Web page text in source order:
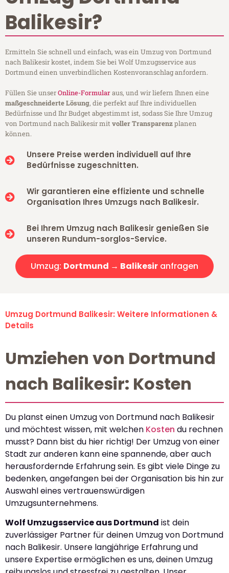
Balikesir?
Ermitteln Sie schnell und einfach, was ein Umzug von Dortmund
nach Balikesir kostet, indem Sie bei Wolf Umzugsservice aus
Dortmund einen unverbindlichen Kostenvoranschlag anfordern.
Füllen Sie unserOnline-Formularaus, und wir liefern Ihnen eine
maßgeschneiderte Lösung, die perfekt auf Ihre individuellen
Bedürfnisse und Ihr Budget abgestimmt ist, sodass Sie Ihre Umzug
von Dortmund nach Balikesir mitvoller Transparenzplanen
können.
Unsere Preise werden individuell auf Ihre
Bedürfnisse zugeschnitten.
Wir garantieren eine effiziente und schnelle
Organisation Ihres Umzugs nach Balikesir.
Bei Ihrem Umzug nach Balikesir genießen Sie
unseren Rundum-sorglos-Service.
Umzug: Dortmund → Balikesir anfragen
Umzug Dortmund Balikesir: Weitere Informationen &
Details
Umziehen von Dortmund
nach Balikesir: Kosten
Du planst einen Umzug von Dortmund nach Balikesir
und möchtest wissen, mit welchen Kosten du rechnen
musst? Dann bist du hier richtig! Der Umzug von einer
Stadt zur anderen kann eine spannende, aber auch
herausfordernde Erfahrung sein. Es gibt viele Dinge zu
bedenken, angefangen bei der Organisation bis hin zur
Auswahl eines vertrauenswürdigen
Umzugsunternehmens.
Wolf Umzugsservice aus Dortmund ist dein
zuverlässiger Partner für deinen Umzug von Dortmund
nach Balikesir. Unsere langjährige Erfahrung und
unsere Expertise ermöglichen es uns, deinen Umzug